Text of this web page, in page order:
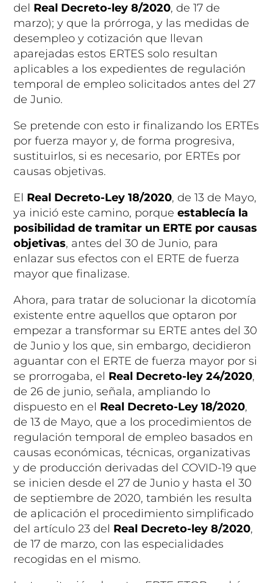
del Real Decreto-ley 8/2020, de 17 de
marzo); y que la prórroga, y las medidas de
desempleo y cotización que llevan
aparejadas estos ERTESsolo resultan
aplicables a los expedientes de regulación
temporal de empleo solicitados antes del 27
de Junio.
Se pretende con esto ir finalizando los ERTEs
por fuerza mayor y, de forma progresiva,
sustituirlos, si es necesario, por ERTEs por
causas objetivas.
El Real Decreto-Ley 18/2020, de 13 de Mayo,
ya inició este camino, porqueestablecía la
posibilidad de tramitar un ERTE por causas
objetivas, antes del 30 de Junio, para
enlazar sus efectos con el ERTE de fuerza
mayor que finalizase.
Ahora, para tratar de solucionar la dicotomía
existente entre aquellos que optaron por
empezar a transformar su ERTE antes del 30
de Junio y los que, sin embargo, decidieron
aguantar con el ERTE de fuerza mayor por si
se prorrogaba, el Real Decreto-ley 24/2020,
de 26 de junio, señala, ampliando lo
dispuesto en el Real Decreto-Ley 18/2020,
de 13 de Mayo, que a los procedimientos de
regulación temporal de empleo basados en
causas económicas, técnicas, organizativas
y de producción derivadas del COVID-19 que
se inicien desde el 27 de Junio y hasta el 30
de septiembre de 2020, también les resulta
de aplicación el procedimiento simplificado
del artículo 23 del Real Decreto-ley 8/2020,
de 17 de marzo, con las especialidades
recogidas en el mismo.